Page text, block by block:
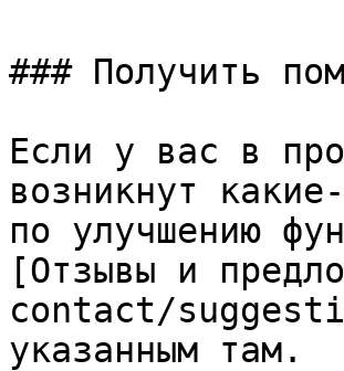
### Получить
Если у вас в
возникнут
по улучшению
[Отзывы и
contact/
указанным там.